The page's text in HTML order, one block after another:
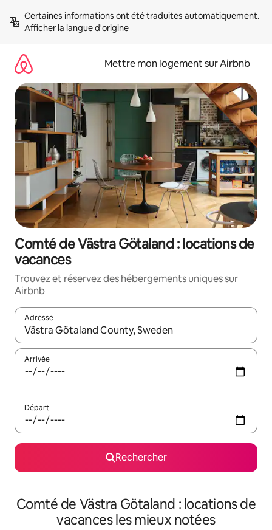
directement
Afficher la langue d'origine
Mettre mon logement sur Airbnb
Comté de Västra Götaland : locations de
vacances
Trouvez et réservez des hébergements uniques sur
Airbnb
Adresse
Lorsque les résultats s'affichent, utilisez les flèches vers le
Arrivée
Départ
Rechercher
Comté de Västra Götaland : locations de
vacances les mieux notées